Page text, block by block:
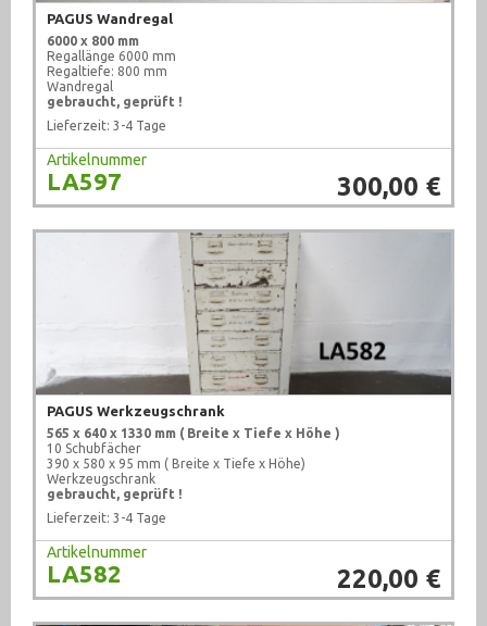
PAGUS Wandregal
6000 x 800 mm
Regallänge 6000 mm
Regaltiefe: 800 mm
Wandregal
gebraucht, geprüft !
Lieferzeit: 3-4 Tage
Artikelnummer
LA597 300,00 €
PAGUS Werkzeugschrank
565 x 640 x 1330 mm ( Breite x Tiefe x Höhe )
10 Schubfächer
390 x 580 x 95 mm ( Breite x Tiefe x Höhe)
Werkzeugschrank
gebraucht, geprüft !
Lieferzeit: 3-4 Tage
Artikelnummer
LA582 220,00 €